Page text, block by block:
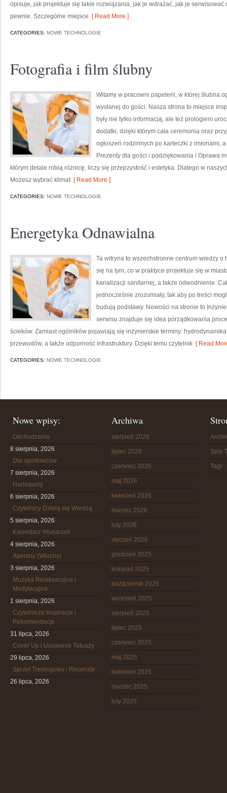
opisuje, jak projektuje się takie rozwiązania, jak je wdrażać, jak je serwisować
pewnie. Szczególne miejsce [ Read More ]
CATEGORIES: NOWE TECHNOLOGIE
Fotografia i film ślubny
Witamy w pracowni papeterii, w której ślubna
wysłanej do gości. Nasza strona to miejsce
były nie tylko informacją, ale też prologiem
dodatki, dzięki którym cała ceremonia oraz
ogłoszeń rodzinnych po karteczki z imionami,
Prezenty dla gości i podziękowania i Oprawa
którym detale robią różnicę, liczy się przejrzystość i estetyka. Dlatego w
Możesz wybrać klimat[ Read More ]
CATEGORIES: NOWE TECHNOLOGIE
Energetyka Odnawialna
Ta witryna to wszechstronne centrum wiedzy
się na tym, co w praktyce projektuje się w
kanalizacji sanitarnej, a także odwodnienie.
jednocześnie zrozumiały, tak aby po treści
budują podstawy. Nowości na stronie to
serwisu znajduje się idea porządkowania
ścieków. Zamiast ogólników pojawiają się inżynierskie terminy:
przewodów, a także odporność infrastruktury. Dzięki temu czytelnik [ Read
CATEGORIES: NOWE TECHNOLOGIE
Nowe wpisy:
Odchudzanie
8 sierpnia, 2026
Dla sportowców
7 sierpnia, 2026
Harlequiny
6 sierpnia, 2026
Czytelnicy Dzielą się Wiedzą
5 sierpnia, 2026
Kalendarz Wydarzeń
4 sierpnia, 2026
Apeniny (Włochy)
3 sierpnia, 2026
Muzyka Relaksacyjna i
Medytacyjna
1 sierpnia, 2026
Czytelnicze Inspiracje i
Rekomendacje
31 lipca, 2026
Cover Up i Usuwanie Tatuaży
29 lipca, 2026
Sprzęt Treningowy i Recenzje
26 lipca, 2026
Archiwa
sierpień 2026
lipiec 2026
czerwiec 2026
maj 2026
kwiecień 2026
marzec 2026
luty 2026
styczeń 2026
grudzień 2025
listopad 2025
październik 2025
wrzesień 2025
sierpień 2025
lipiec 2025
czerwiec 2025
maj 2025
kwiecień 2025
marzec 2025
luty 2025
Spis
Tagi